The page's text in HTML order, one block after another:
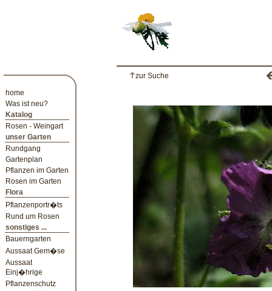
home
Was ist neu?
Katalog
Rosen - Weingart
unser Garten
Rundgang
Gartenplan
Pflanzen im Garten
Rosen im Garten
Flora
Pflanzenportr�ts
Rund um Rosen
sonstiges ...
Bauerngarten
Aussaat Gem�se
Aussaat
Einj�hrige
Pflanzenschutz
zur Suche